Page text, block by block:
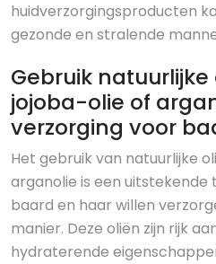
huidverzorgingsproducten
gezonde en stralende
Gebruik natuurlijke
jojoba-olie of
verzorging voor
Het gebruik van natuurlijke
arganolie is een uitstekende
baard en haar willen
manier. Deze oliën zijn rijk
hydraterende